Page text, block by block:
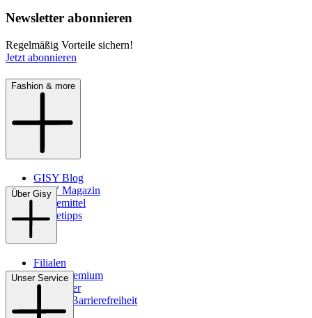
Newsletter abonnieren
Regelmäßig Vorteile sichern!
Jetzt abonnieren
Fashion & more
GISY Blog
GISY Magazin
Pflegemittel
Pflegetipps
Über Gisy
Filialen
WMS-Premium
Newsletter
Digitale Barrierefreiheit
Unser Service